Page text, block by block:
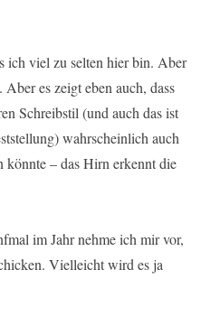
ich viel zu selten hier bin. Aber
es zeigt eben auch, dass
Schreibstil (und auch das ist
wahrscheinlich auch
– das Hirn erkennt die
im Jahr nehme ich mir vor,
Vielleicht wird es ja